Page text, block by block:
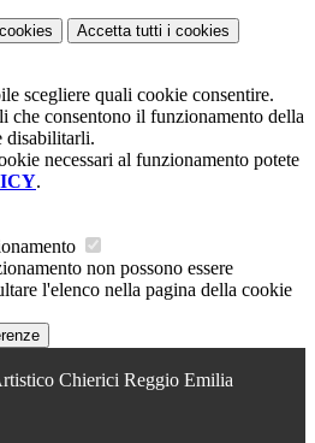
Accetta tutti i cookies
scegliere quali cookie consentire.
che consentono il funzionamento della
disabilitarli.
necessari al funzionamento potete
.
non possono essere
l'elenco nella pagina della cookie
Chierici Reggio Emilia